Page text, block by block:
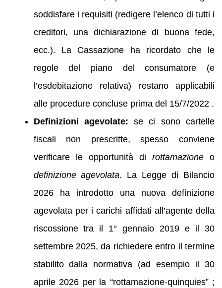
soddisfare i requisiti (redigere l’elenco di tutti i
creditori, una dichiarazione di buona fede,
ecc.). La Cassazione ha ricordato che le
regole del piano del consumatore (e
l’esdebitazione relativa) restano applicabili
alle procedure concluse prima del 15/7/2022 .
Definizioni agevolate: se ci sono cartelle
fiscali non prescritte, spesso conviene
verificare le opportunità di rottamazioneo
definizione agevolata. La Legge di Bilancio
2026 ha introdotto una nuova definizione
agevolata per i carichi affidati all’agente della
riscossione tra il 1° gennaio 2019 e il 30
settembre 2025, da richiedere entro il termine
stabilito dalla normativa (ad esempio il 30
aprile 2026 per la “rottamazione-quinquies” ;